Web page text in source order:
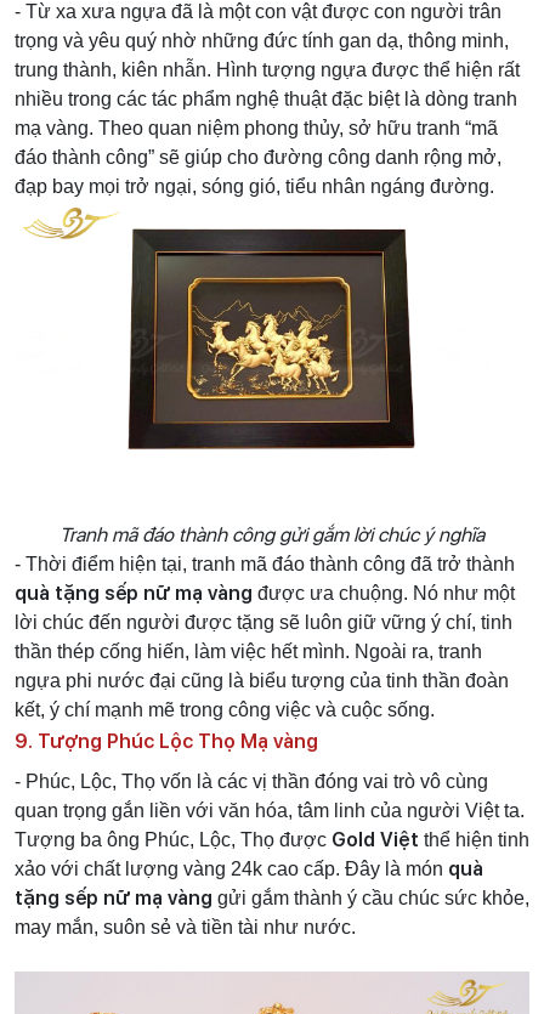
- Từ xa xưa ngựa đã là một con vật được con người trân
trọng và yêu quý nhờ những đức tính gan dạ, thông minh,
trung thành, kiên nhẫn. Hình tượng ngựa được thể hiện rất
nhiều trong các tác phẩm nghệ thuật đặc biệt là dòng tranh
mạ vàng. Theo quan niệm phong thủy, sở hữu tranh “mã
đáo thành công” sẽ giúp cho đường công danh rộng mở,
đạp bay mọi trở ngại, sóng gió, tiểu nhân ngáng đường.
Tranh mã đáo thành công gửi gắm lời chúc ý nghĩa
- Thời điểm hiện tại, tranh mã đáo thành công đã trở thành
quà tặng sếp nữ mạ vàng được ưa chuộng. Nó như một
lời chúc đến người được tặng sẽ luôn giữ vững ý chí, tinh
thần thép cống hiến, làm việc hết mình. Ngoài ra, tranh
ngựa phi nước đại cũng là biểu tượng của tinh thần đoàn
kết, ý chí mạnh mẽ trong công việc và cuộc sống.
9. Tượng Phúc Lộc Thọ Mạ vàng
- Phúc, Lộc, Thọ vốn là các vị thần đóng vai trò vô cùng
quan trọng gắn liền với văn hóa, tâm linh của người Việt ta.
Tượng ba ông Phúc, Lộc, Thọ được Gold Việt thể hiện tinh
xảo với chất lượng vàng 24k cao cấp. Đây là món quà
tặng sếp nữ mạ vàng gửi gắm thành ý cầu chúc sức khỏe,
may mắn, suôn sẻ và tiền tài như nước.